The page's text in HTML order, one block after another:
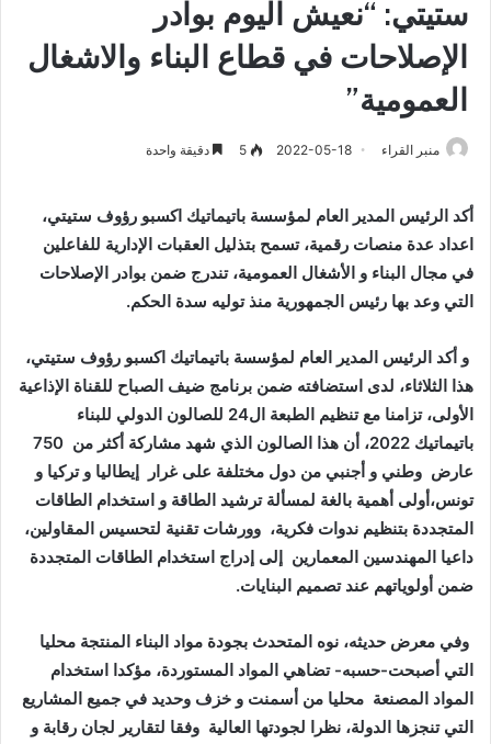
ستيتي: “نعيش اليوم بوادر
الإصلاحات في قطاع البناء والاشغال
العمومية”
منبر القراء 2022-05-18
5 دقيقة واحدة
أكد الرئيس المدير العام لمؤسسة باتيماتيك اكسبو رؤوف ستيتي،
اعداد عدة منصات رقمية، تسمح بتذليل العقبات الإدارية للفاعلين
في مجال البناء و الأشغال العمومية، تندرج ضمن بوادر الإصلاحات
التي وعد بها رئيس الجمهورية منذ توليه سدة الحكم.
و أكد الرئيس المدير العام لمؤسسة باتيماتيك اكسبو رؤوف ستيتي،
هذا الثلاثاء، لدى استضافته ضمن برنامج ضيف الصباح للقناة الإذاعية
الأولى، تزامنا مع تنظيم الطبعة ال24 للصالون الدولي للبناء
باتيماتيك 2022، أن هذا الصالون الذي شهد مشاركة أكثر من 750
عارض وطني و أجنبي من دول مختلفة على غرار إيطاليا و تركيا و
تونس،أولى أهمية بالغة لمسألة ترشيد الطاقة و استخدام الطاقات
المتجددة بتنظيم ندوات فكرية، وورشات تقنية لتحسيس المقاولين،
داعيا المهندسين المعمارين إلى إدراج استخدام الطاقات المتجددة
ضمن أولوياتهم عند تصميم البنايات.
وفي معرض حديثه، نوه المتحدث بجودة مواد البناء المنتجة محليا
التي أصبحت-حسبه- تضاهي المواد المستوردة، مؤكدا استخدام
المواد المصنعة محليا من أسمنت و خزف وحديد في جميع المشاريع
التي تنجزها الدولة، نظرا لجودتها العالية وفقا لتقارير لجان رقابة و